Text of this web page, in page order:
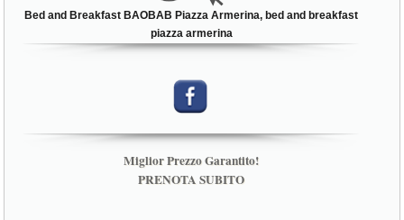
Bed and Breakfast BAOBAB Piazza Armerina, bed and breakfast
piazza armerina
Miglior Prezzo Garantito!
PRENOTA SUBITO